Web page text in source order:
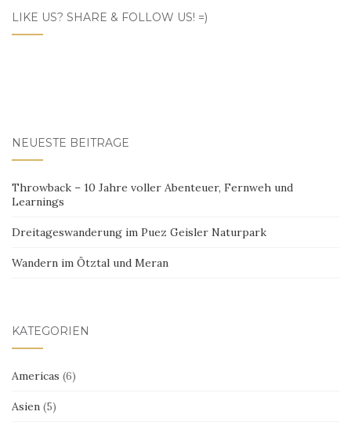
LIKE US? SHARE & FOLLOW US! =)
NEUESTE BEITRÄGE
Throwback – 10 Jahre voller Abenteuer, Fernweh und
Learnings
Dreitageswanderung im Puez Geisler Naturpark
Wandern im Ötztal und Meran
KATEGORIEN
Americas (6)
Asien (5)